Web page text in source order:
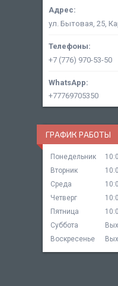
ул. Бытовая, 25,
+7 (776) 970-53-50
+77769705350
ГРАФИК РАБОТЫ
Понедельник
Вторник
Среда
Четверг
Пятница
Суббота
Воскресенье